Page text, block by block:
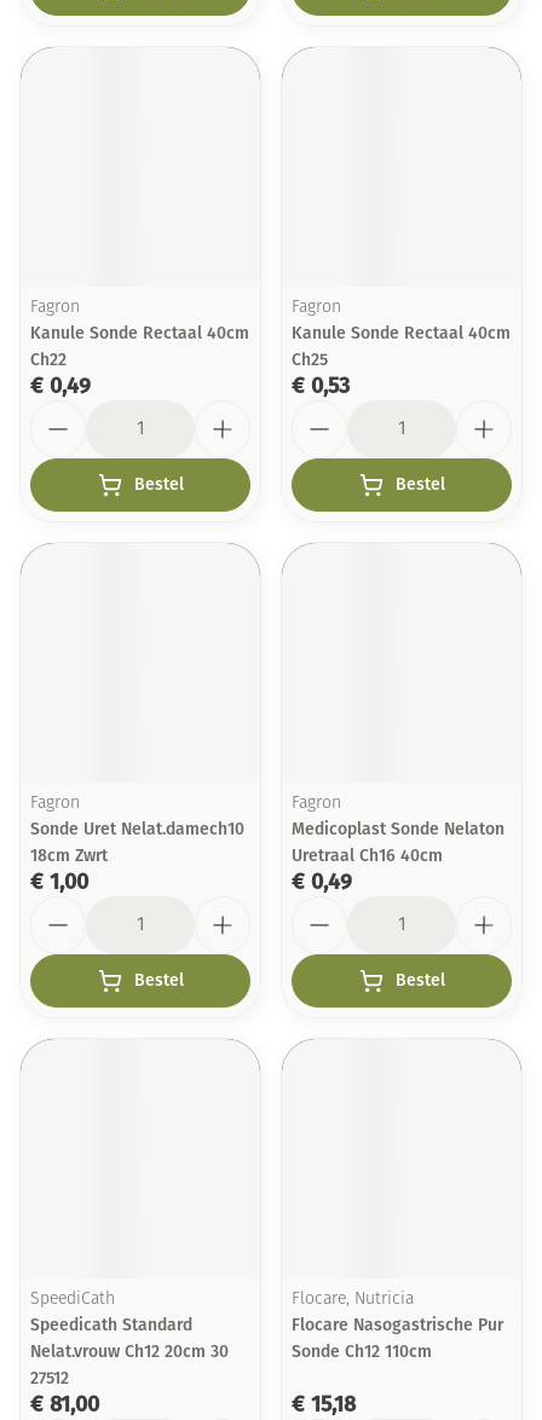
Fagron
Kanule Sonde Rectaal 40cm
Ch22
€ 0,49
Bestel
Fagron
Kanule Sonde Rectaal 40cm
Ch25
€ 0,53
Bestel
Fagron
Sonde Uret Nelat.damech10
18cm Zwrt
€ 1,00
Bestel
Fagron
Medicoplast Sonde Nelaton
Uretraal Ch16 40cm
€ 0,49
Bestel
SpeediCath
Speedicath Standard
Nelat.vrouw Ch12 20cm 30
27512
€ 81,00
Flocare, Nutricia
Flocare Nasogastrische Pur
Sonde Ch12 110cm
€ 15,18